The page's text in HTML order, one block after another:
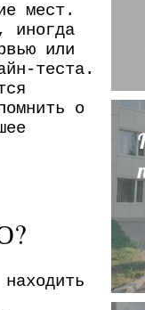
мест.
иногда
или
теста.
о
б
т
в
т
ь